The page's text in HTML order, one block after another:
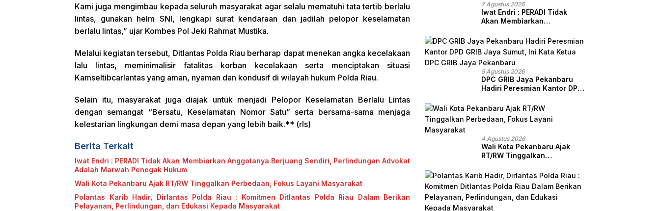
Kami juga mengimbau kepada seluruh masyarakat agar selalu mematuhi tata tertib berlalu
lintas, gunakan helm SNI, lengkapi surat kendaraan dan jadilah pelopor keselamatan
berlalu lintas,” ujar Kombes Pol Jeki Rahmat Mustika.
Melalui kegiatan tersebut, Ditlantas Polda Riau berharap dapat menekan angka kecelakaan
lalu lintas, meminimalisir fatalitas korban kecelakaan serta menciptakan situasi
Kamseltibcarlantas yang aman, nyaman dan kondusif di wilayah hukum Polda Riau.
Selain itu, masyarakat juga diajak untuk menjadi Pelopor Keselamatan Berlalu Lintas
dengan semangat “Bersatu, Keselamatan Nomor Satu” serta bersama-sama menjaga
kelestarian lingkungan demi masa depan yang lebih baik.** (rls)
Berita Terkait
Iwat Endri : PERADI Tidak Akan Membiarkan Anggotanya Berjuang Sendiri, Perlindungan Advokat
Adalah Marwah Penegak Hukum
Wali Kota Pekanbaru Ajak RT/RW Tinggalkan Perbedaan, Fokus Layani Masyarakat
Polantas Karib Hadir, Dirlantas Polda Riau : Komitmen Ditlantas Polda Riau Dalam Berikan
Pelayanan, Perlindungan, dan Edukasi Kepada Masyarakat
7 Agustus 2026
Iwat Endri : PERADI Tidak
Akan Membiarkan
Sendiri, Perlindungan
Advokat Adalah Marwah
Penegak Hukum
5 Agustus 2026
DPC GRIB Jaya Pekanbaru
Hadiri Peresmian Kantor DPD
Ketua DPC GRIB Jaya
Pekanbaru
4 Agustus 2026
Wali Kota Pekanbaru Ajak
RT/RW Tinggalkan
Masyarakat